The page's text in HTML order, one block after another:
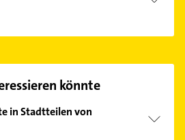
. könnte
in Stadtteilen von